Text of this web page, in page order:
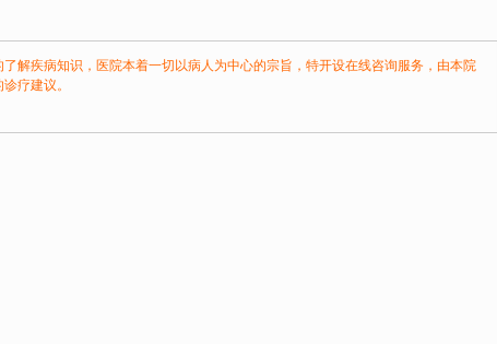
解疾病知识，医院本着一切以病人为中心的宗旨，特开设在线咨询服务，由本院
疗建议。